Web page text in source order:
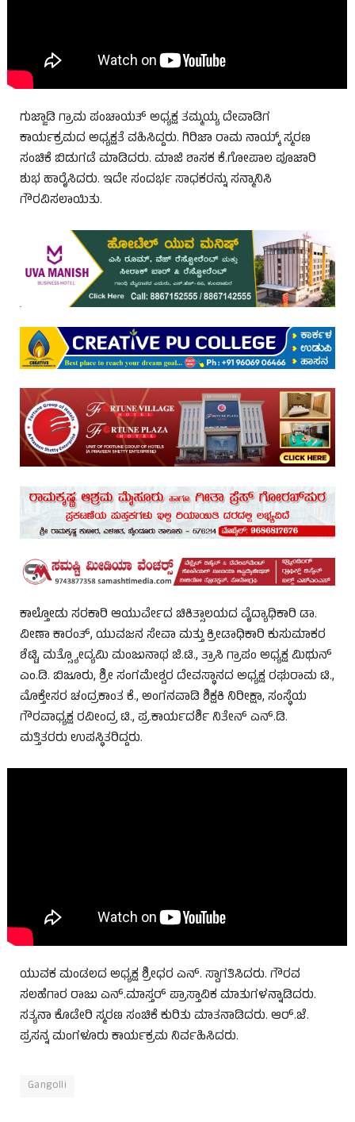
ಗುಜ್ಜಾಡಿ ಗ್ರಾಮ ಪಂಚಾಯತ್ ಅಧ್ಯಕ್ಷ ತಮ್ಮಯ್ಯ ದೇವಾಡಿಗ
ಕಾರ್ಯಕ್ರಮದ ಅಧ್ಯಕ್ಷತೆ ವಹಿಸಿದ್ದರು. ಗಿರಿಜಾ ರಾಮ ನಾಯ್ಕ್ ಸ್ಮರಣ
ಸಂಚಿಕೆ ಬಿಡುಗಡೆ ಮಾಡಿದರು. ಮಾಜಿ ಶಾಸಕ ಕೆ.ಗೋಪಾಲ ಪೂಜಾರಿ
ಶುಭ ಹಾರೈಸಿದರು. ಇದೇ ಸಂದರ್ಭ ಸಾಧಕರನ್ನು ಸನ್ಮಾನಿಸಿ
ಗೌರವಿಸಲಾಯಿತು.
ಕಾಲ್ತೋಡು ಸರಕಾರಿ ಆಯುರ್ವೇದ ಚಿಕಿತ್ಸಾಲಯದ ವೈದ್ಯಾಧಿಕಾರಿ ಡಾ.
ವೀಣಾ ಕಾರಂತ್, ಯುವಜನ ಸೇವಾ ಮತ್ತು ಕ್ರೀಡಾಧಿಕಾರಿ ಕುಸುಮಾಕರ
ಶೆಟ್ಟಿ, ಮತ್ಸ್ಯೋದ್ಯಮಿ ಮಂಜುನಾಥ ಜಿ.ಟಿ., ತ್ರಾಸಿ ಗ್ರಾಪಂ ಅಧ್ಯಕ್ಷ ಮಿಥುನ್
ಎಂ.ಡಿ. ಬಿಜೂರು, ಶ್ರೀ ಸಂಗಮೇಶ್ವರ ದೇವಸ್ಥಾನದ ಅಧ್ಯಕ್ಷ ರಘುರಾಮ ಟಿ.,
ಮೊಕ್ತೇಸರ ಚಂದ್ರಕಾಂತ ಕೆ., ಅಂಗನವಾಡಿ ಶಿಕ್ಷಕಿ ನಿರೀಕ್ಷಾ, ಸಂಸ್ಥೆಯ
ಗೌರವಾಧ್ಯಕ್ಷ ರವೀಂದ್ರ ಟಿ., ಪ್ರ.ಕಾರ್ಯದರ್ಶಿ ನಿತೇನ್ ಎನ್.ಡಿ.
ಮತ್ತಿತರರು ಉಪಸ್ಥಿತರಿದ್ದರು.
ಯುವಕ ಮಂಡಲದ ಅಧ್ಯಕ್ಷ ಶ್ರೀಧರ ಎನ್. ಸ್ವಾಗತಿಸಿದರು. ಗೌರವ
ಸಲಹೆಗಾರ ರಾಜು ಎನ್.ಮಾಸ್ತರ್ ಪ್ರಾಸ್ತಾವಿಕ ಮಾತುಗಳನ್ನಾಡಿದರು.
ಸತ್ಯನಾ ಕೊಡೇರಿ ಸ್ಮರಣ ಸಂಚಿಕೆ ಕುರಿತು ಮಾತನಾಡಿದರು. ಆರ್.ಜೆ.
ಪ್ರಸನ್ನ ಮಂಗಳೂರು ಕಾರ್ಯಕ್ರಮ ನಿರ್ವಹಿಸಿದರು.
Gangolli